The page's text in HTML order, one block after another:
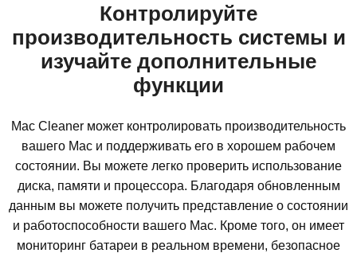
Контролируйте
производительность системы и
изучайте дополнительные
функции
Mac Cleaner может контролировать производительность
вашего Mac и поддерживать его в хорошем рабочем
состоянии. Вы можете легко проверить использование
диска, памяти и процессора. Благодаря обновленным
данным вы можете получить представление о состоянии
и работоспособности вашего Mac. Кроме того, он имеет
мониторинг батареи в реальном времени, безопасное